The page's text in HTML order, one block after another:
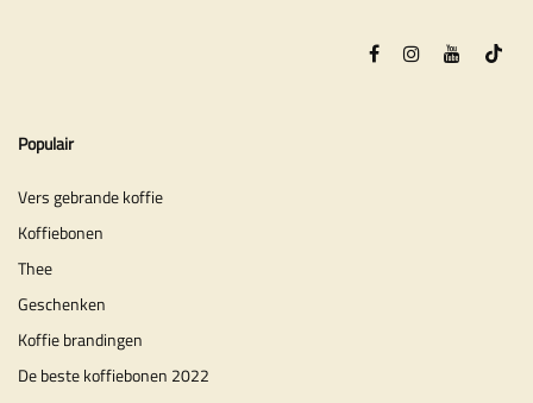
Populair
Vers gebrande koffie
Koffiebonen
Thee
Geschenken
Koffie brandingen
De beste koffiebonen 2022